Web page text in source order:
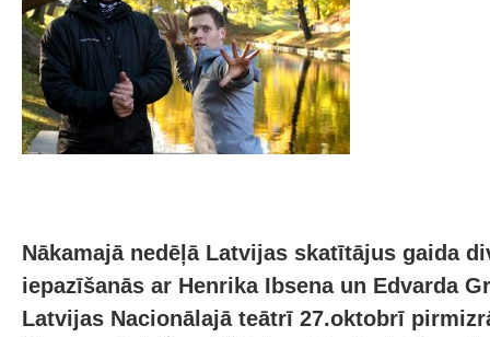
Nākamajā nedēļā Latvijas skatītājus gaida
iepazīšanās ar Henrika Ibsena un Edvarda
Latvijas Nacionālajā teātrī 27.oktobrī